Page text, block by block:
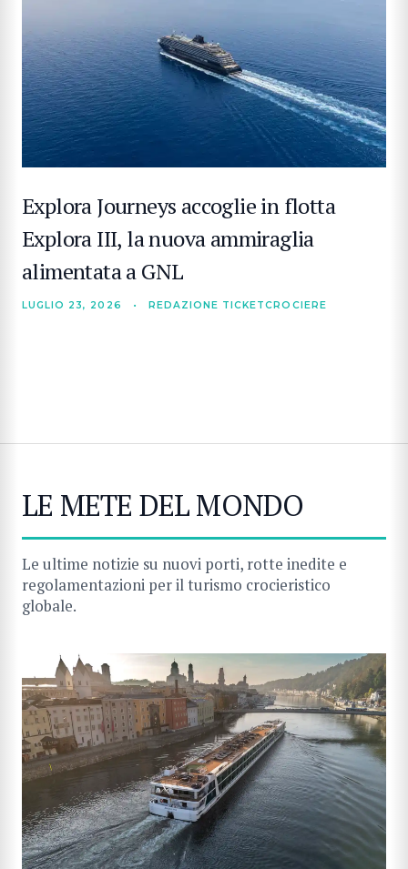
Explora Journeys accoglie in flotta
Explora III, la nuova ammiraglia
alimentata a GNL
LUGLIO 23, 2026 • REDAZIONE TICKETCROCIERE
LE METE DEL MONDO
Le ultime notizie su nuovi porti, rotte inedite e
regolamentazioni per il turismo crocieristico
globale.